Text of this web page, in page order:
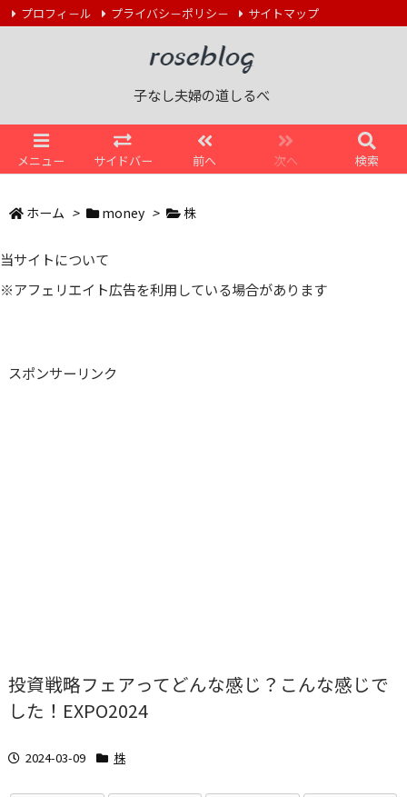
子なし夫婦の道しるべ
メニュー サイドバー 前へ 次へ 検索
プロフィ－ル プライバシ－ポリシ－
サイトマップ
ホーム > money > 株
当サイトについて
※アフェリエイト広告を利用している場合があります
スポンサーリンク
投資戦略フェアってどんな感じ？こんな感じで
した！EXPO2024
2024-03-09 株